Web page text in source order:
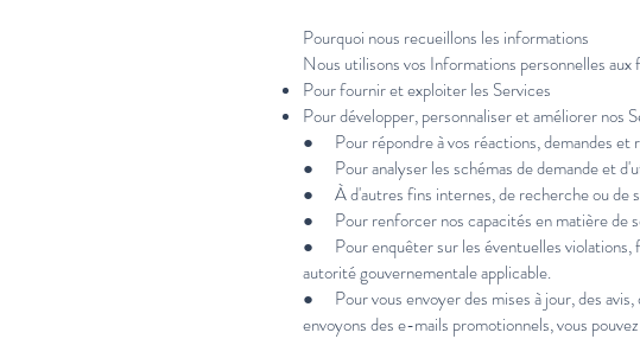
Pourquoi nous recueillons les informations
Nous utilisons vos Informations personnelles aux
Pour fournir et exploiter les Services
Pour développer, personnaliser et améliorer nos
● Pour répondre à vos réactions, demandes et
● Pour analyser les schémas de demande et
● À d'autres fins internes, de recherche ou de
● Pour renforcer nos capacités en matière de
● Pour enquêter sur les éventuelles violations,
autorité gouvernementale applicable.
● Pour vous envoyer des mises à jour, des avis,
envoyons des e-mails promotionnels, vous